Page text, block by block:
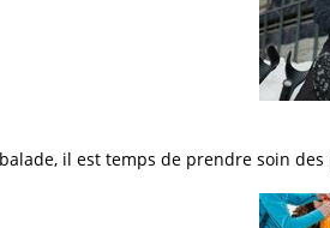
il est temps de prendre soin